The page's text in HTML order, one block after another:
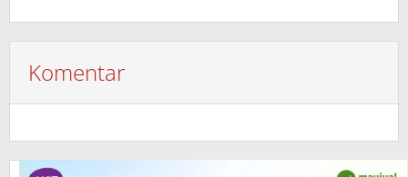
Komentar